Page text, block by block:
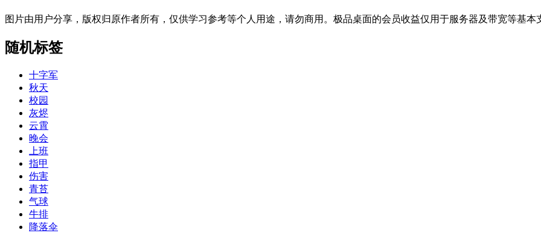
图片由用户分享，版权归原作者所有，仅供学习参考等个人用途，请勿商用。极品桌面的会员收益仅用于服务器及带宽等基
随机标签
十字军
秋天
校园
灰烬
云霄
晚会
上班
指甲
伤害
青苔
气球
牛排
降落伞